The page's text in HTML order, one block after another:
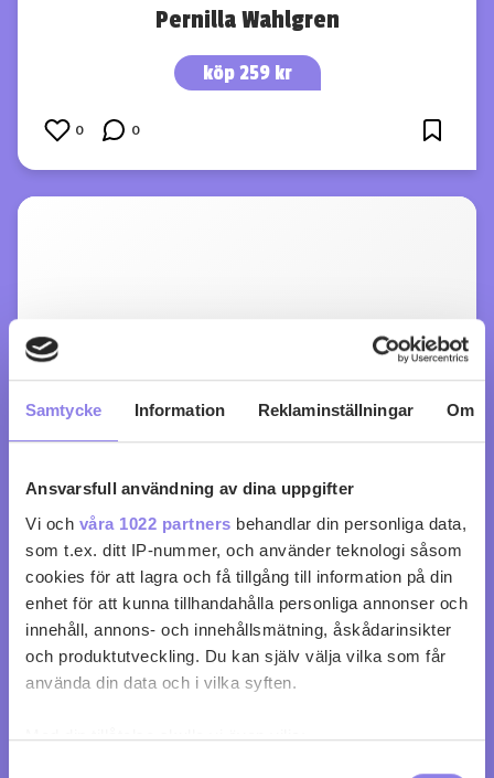
Samtycke Information Reklaminställningar Om
Ansvarsfull användning av dina uppgifter
Vi och våra 1022 partners behandlar din personliga data,
som t.ex. ditt IP-nummer, och använder teknologi såsom
cookies för att lagra och få tillgång till information på din
enhet för att kunna tillhandahålla personliga annonser och
innehåll, annons- och innehållsmätning, åskådarinsikter
och produktutveckling. Du kan själv välja vilka som får
använda din data och i vilka syften.
Med din tillåtelse skulle vi även vilja:
Pernilla Wahlgren
köp 259 kr
0 0
Black Tower Riesling Club Edition
köp 95 kr